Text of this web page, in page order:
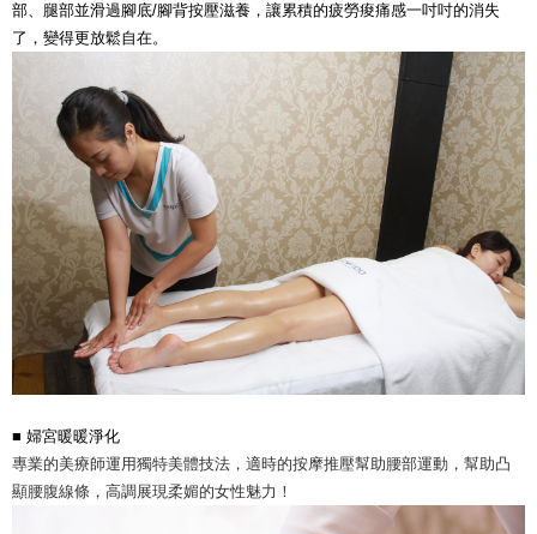
部、腿部並滑過腳底/腳背按壓滋養，讓累積的疲勞痠痛感一吋吋的消失
了，變得更放鬆自在。
■ 婦宮暖暖淨化
專業的美療師運用獨特美體技法，適時的按摩推壓幫助腰部運動，幫助凸
顯腰腹線條，高調展現柔媚的女性魅力！